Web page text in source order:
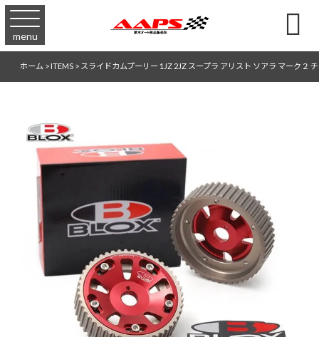
menu 
ホーム>ITEMS>スライドカムプーリー 1JZ 2JZ スープラ アリスト ソアラ マーク２